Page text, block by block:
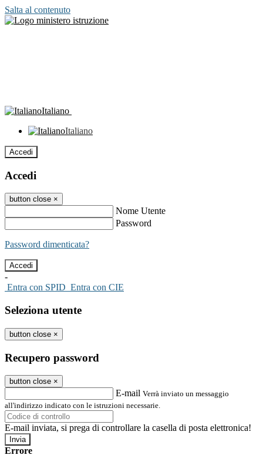
Salta al contenuto
Italiano
Italiano
Accedi
Accedi
button close ×
Nome Utente
Password
Password dimenticata?
-
Entra con SPID Entra con CIE
Seleziona utente
button close ×
Recupero password
button close ×
E-mail Verrà inviato un messaggio
all'indirizzo indicato con le istruzioni necessarie.
E-mail inviata, si prega di controllare la casella di posta elettronica!
Errore